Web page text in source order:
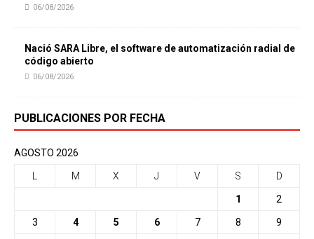
06/08/2026
Nació SARA Libre, el software de automatización radial de
código abierto
06/08/2026
PUBLICACIONES POR FECHA
AGOSTO 2026
M X J V S D
1 2
3 4 5 6 7 8 9